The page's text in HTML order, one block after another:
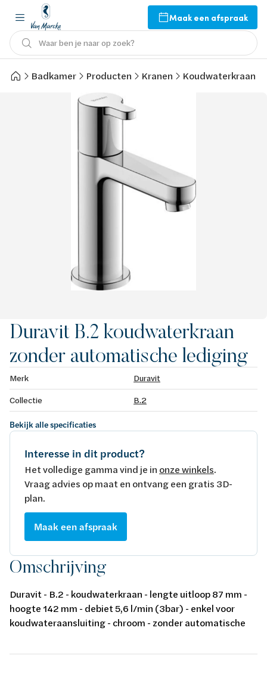
Maak een afspraak
Waar ben je naar op zoek?
Badkamer Producten Kranen Koudwaterkraan
Duravit B.2 koudwaterkraan
zonder automatische lediging
Merk
Duravit
Collectie
B.2
Bekijk alle specificaties
Interesse in dit product?
Het volledige gamma vind je in onze winkels.
Vraag advies op maat en ontvang een gratis 3D-
plan.
Maak een afspraak
Omschrijving
Duravit - B.2 - koudwaterkraan - lengte uitloop 87 mm -
hoogte 142 mm - debiet 5,6 l/min (3bar) - enkel voor
koudwateraansluiting - chroom - zonder automatische